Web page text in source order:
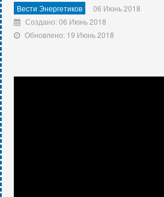
Вести Энергетиков
06 Июнь 2018
Создано: 06 Июнь 2018
Обновлено: 19 Июнь 2018